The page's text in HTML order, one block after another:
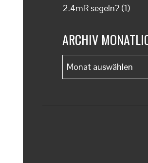
2.4mR segeln? (1)
ARCHIV
Archiv
monatlich